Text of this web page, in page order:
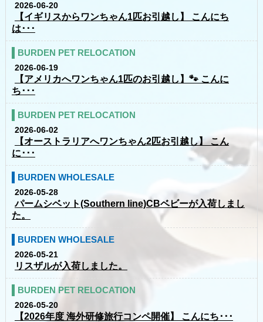
2026-06-20
【イギリスからワンちゃん1匹お引越し】 こんにち
は･･･
BURDEN PET RELOCATION
2026-06-19
【アメリカへワンちゃん1匹のお引越し】🐾 こんに
ち･･･
BURDEN PET RELOCATION
2026-06-02
【オーストラリアへワンちゃん2匹お引越し】 こん
に･･･
BURDEN WHOLESALE
2026-05-28
パームシベット(Southern line)CBベビーが入荷しまし
た。
BURDEN WHOLESALE
2026-05-21
リスザルが入荷しました。
BURDEN PET RELOCATION
2026-05-20
【2026年度 海外研修旅行コンペ開催】 こんにち･･･